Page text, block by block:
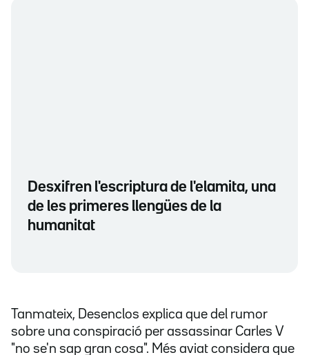
Desxifren l'escriptura de l'elamita, una
de les primeres llengües de la
humanitat
Tanmateix, Desenclos explica que del rumor
sobre una conspiració per assassinar Carles V
"no se'n sap gran cosa". Més aviat considera que